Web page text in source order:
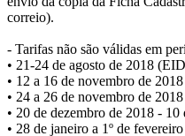
correio).
- Tarifas não são válidas em
• 21-24 de agosto de 2018
• 12 a 16 de novembro de
• 24 a 26 de novembro de
• 20 de dezembro de 2018 -
• 28 de janeiro a 1º de